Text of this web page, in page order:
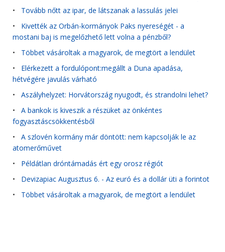
• Tovább nőtt az ipar, de látszanak a lassulás jelei
• Kivették az Orbán-kormányok Paks nyereségét - a
mostani baj is megelőzhető lett volna a pénzből?
• Többet vásároltak a magyarok, de megtört a lendület
• Elérkezett a fordulópont:megállt a Duna apadása,
hétvégére javulás várható
• Aszályhelyzet: Horvátország nyugodt, és strandolni lehet?
• A bankok is kiveszik a részüket az önkéntes
fogyasztáscsökkentésből
• A szlovén kormány már döntött: nem kapcsolják le az
atomerőművet
• Példátlan dróntámadás ért egy orosz régiót
• Devizapiac Augusztus 6. - Az euró és a dollár üti a forintot
• Többet vásároltak a magyarok, de megtört a lendület